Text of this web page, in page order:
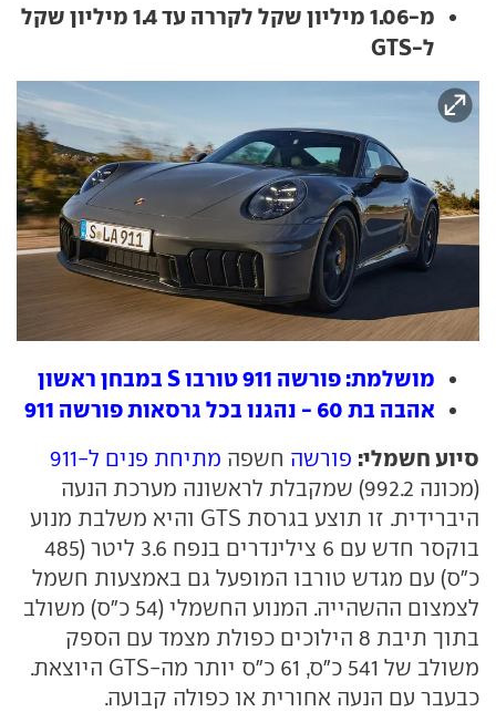
מ-1.06 מיליון שקל לקררה עד 1.4 מיליון שקל
ל-GTS
מושלמת: פורשה 911 טורבו S במבחן ראשון
אהבה בת 60 - נהגנו בכל גרסאות פורשה 911
סיוע חשמלי: פורשה חשפה מתיחת פנים ל-911
(מכונה 992.2) שמקבלת לראשונה מערכת הנעה
היברידית. זו תוצע בגרסת GTS והיא משלבת מנוע
בוקסר חדש עם 6 צילינדרים בנפח 3.6 ליטר (485
כ"ס) עם מגדש טורבו המופעל גם באמצעות חשמל
לצמצום ההשהייה. המנוע החשמלי (54 כ"ס) משולב
בתוך תיבת 8 הילוכים כפולת מצמד עם הספק
משולב של 541 כ"ס, 61 כ"ס יותר מה-GTS היוצאת.
כבעבר עם הנעה אחורית או כפולה קבועה.